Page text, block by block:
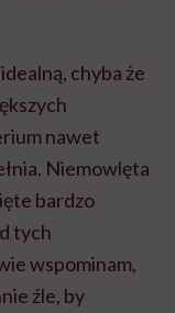
chyba że
nawet
Niemowlęta
bardzo
tych
wspominam,
źle, by